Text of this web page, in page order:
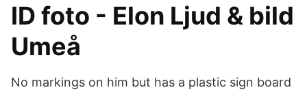
ID foto - Elon Ljud & bild
Umeå
No markings on him but has a plastic sign board